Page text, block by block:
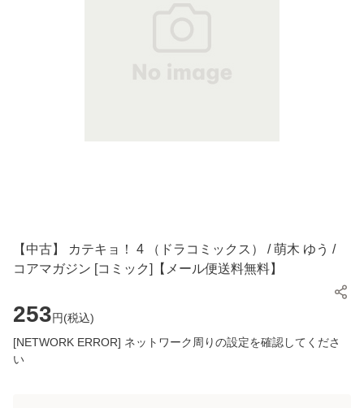
【中古】 カテキョ！ 4 （ドラコミックス） / 萌木 ゆう /
コアマガジン [コミック]【メール便送料無料】
253円(税込)
[NETWORK ERROR] ネットワーク周りの設定を確認してくださ
い